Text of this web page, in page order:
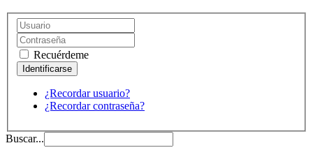
Recuérdeme
¿Recordar usuario?
¿Recordar contraseña?
Buscar...